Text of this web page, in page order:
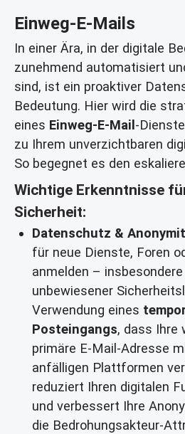
Einweg-E-Mails
In einer Ära, in der digitale
zunehmend automatisiert
sind, ist ein proaktiver
Bedeutung. Hier wird die
eines Einweg-E-Mail -
zu Ihrem unverzichtbaren
So begegnet es den
Wichtige Erkenntnisse
Sicherheit:
Datenschutz &
für neue Dienste, Foren
anmelden –
unbewiesener
Verwendung eines
Posteingangs, dass Ihre
primäre E-Mail-Adresse
anfälligen Plattformen
reduziert Ihren digitalen
und verbessert Ihre
die Bedrohungsakteur-